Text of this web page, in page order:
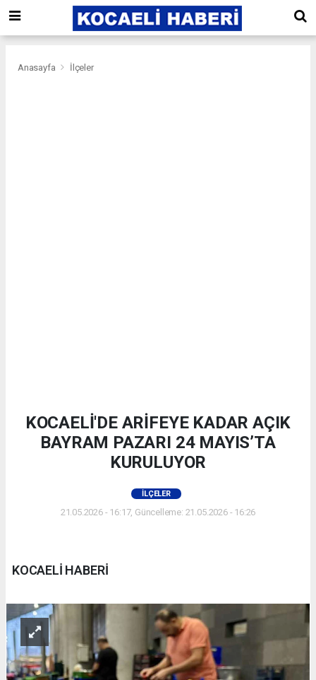
Anasayfa İlçeler
KOCAELİ'DE ARİFEYE KADAR AÇIK
BAYRAM PAZARI 24 MAYIS’TA
KURULUYOR
İLÇELER
21.05.2026 - 16:17, Güncelleme: 21.05.2026 - 16:26
KOCAELİ HABERİ